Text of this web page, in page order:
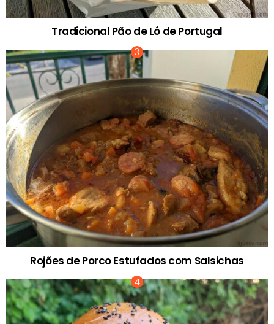
Tradicional Pão de Ló de Portugal
Rojões de Porco Estufados com Salsichas